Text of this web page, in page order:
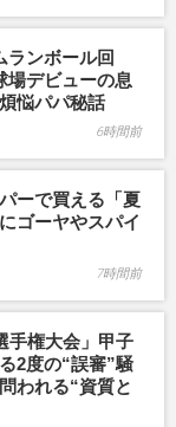
ランボール回
場デビューの息
悩パパ秘話
6時間前
ーで買える「夏
ゴーヤやスパイ
7時間前
手権大会」甲子
2度の“誤審”騒
われる“資質と